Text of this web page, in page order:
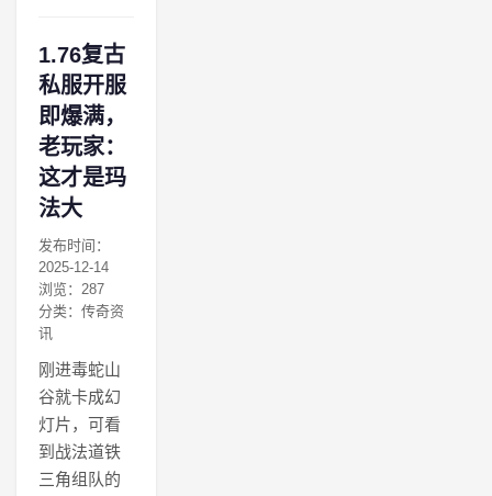
1.76复古
私服开服
即爆满，
老玩家：
这才是玛
法大
发布时间：
2025-12-14
浏览：287
分类：传奇资
讯
刚进毒蛇山
谷就卡成幻
灯片，可看
到战法道铁
三角组队的